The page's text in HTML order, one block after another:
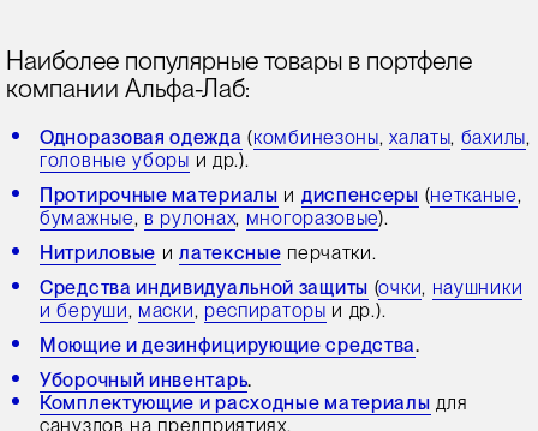
Наиболее популярные товары в портфеле
компании Альфа-Лаб:
Одноразовая одежда (комбинезоны,халаты, бахилы,
головные уборы и др.).
Протирочные материалы и диспенсеры (нетканые,
бумажные, в рулонах, многоразовые).
Нитриловые илатексные перчатки.
Средства индивидуальной защиты (очки, наушники
и беруши, маски, респираторы и др.).
Моющие и дезинфицирующие средства.
Уборочный инвентарь.
Комплектующие и расходные материалы для
санузлов на предприятиях.